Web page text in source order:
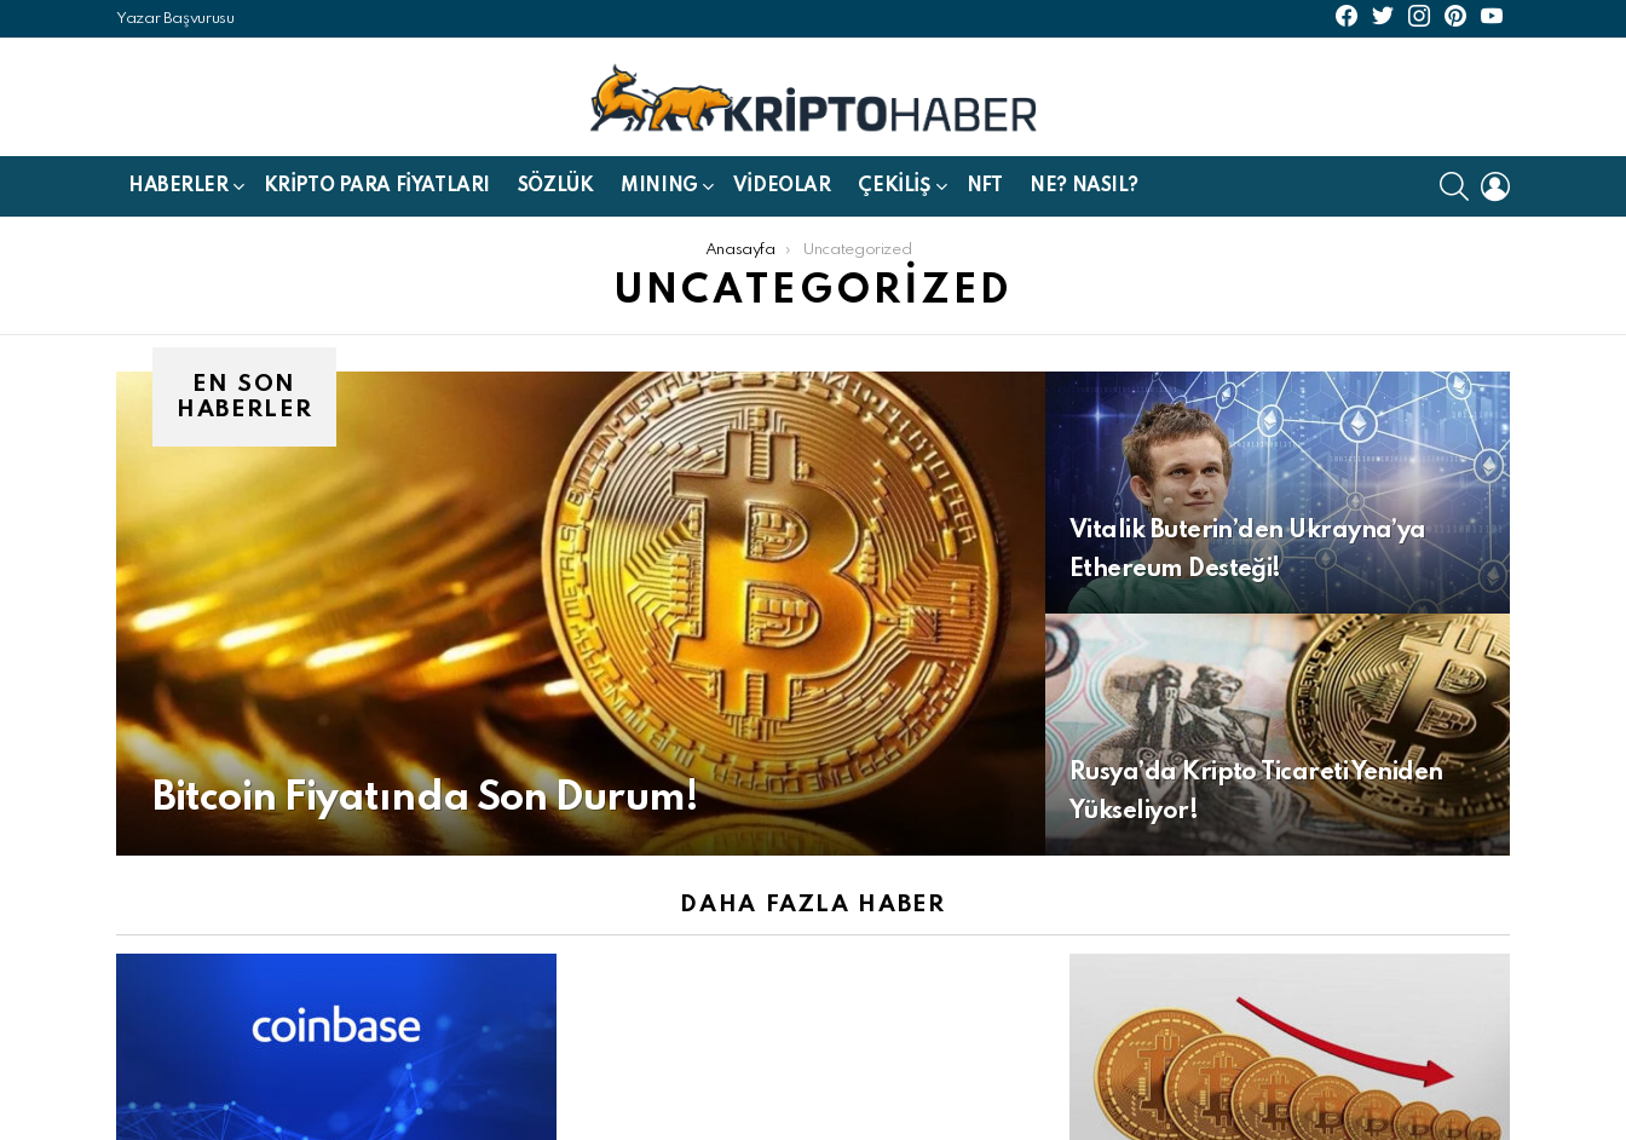
Yazar Başvurusu
KriptoHaber Facebook
KriptoHaber Twitter
KriptoHaber Instagram
pinterest
HABERLER KRIPTO PARA FIYATLARI SÖZLÜK MINING VIDEOLAR ÇEKILIŞ NFT NE? NASIL?
SEARCH
Anasayfa Uncategorized
UNCATEGORIZED
EN SON
HABERLER
Bitcoin Fiyatında Son Durum!
Vitalik Buterin’den Ukrayna’ya
Ethereum Desteği!
Rusya’da Kripto Ticareti Yeniden
Yükseliyor!
DAHA FAZLA HABER